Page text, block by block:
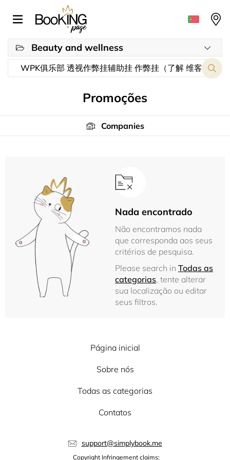
Beauty and wellness
Promoções
Companies
Nada encontrado
Não encontramos nada
que corresponda aos seus
critérios de pesquisa.
Please search in Todas as
categorias, tente alterar
sua localização ou editar
seus filtros.
Página inicial
Sobre nós
Todas as categorias
Contatos
support@simplybook.me
Copyright Infringement claims: